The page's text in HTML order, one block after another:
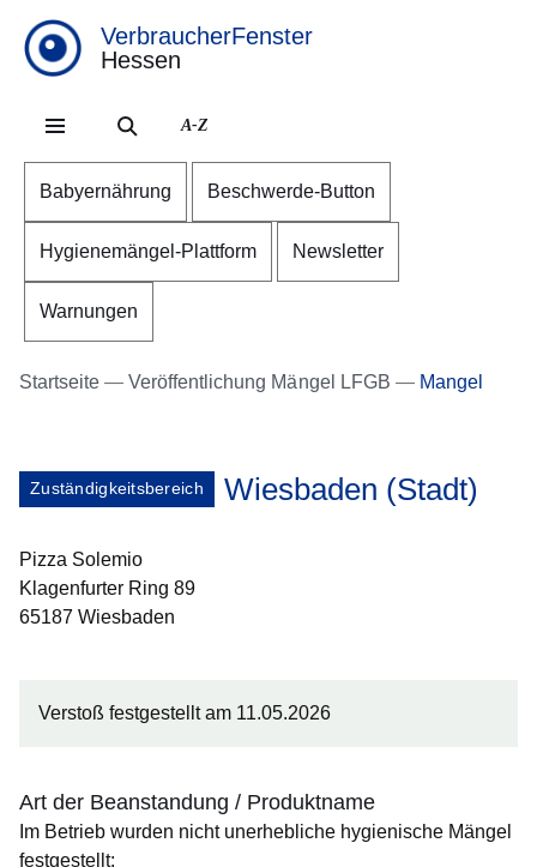
VerbraucherFenster
Hessen
A-Z
Babyernährung Beschwerde-Button
Hygienemängel-Plattform Newsletter
Warnungen
Startseite Veröffentlichung Mängel LFGB Mangel
Zuständigkeitsbereich Wiesbaden (Stadt)
Pizza Solemio
Klagenfurter Ring 89
65187 Wiesbaden
Verstoß festgestellt am 11.05.2026
Art der Beanstandung / Produktname
Im Betrieb wurden nicht unerhebliche hygienische Mängel
festgestellt: